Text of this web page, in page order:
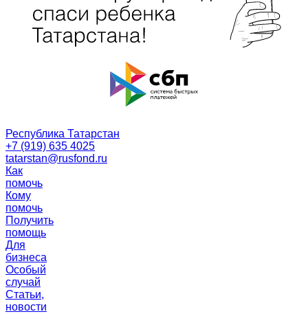
Республика Татарстан
+7 (919) 635 4025
tatarstan@rusfond.ru
Как
помочь
Кому
помочь
Получить
помощь
Для
бизнеса
Особый
случай
Статьи,
новости